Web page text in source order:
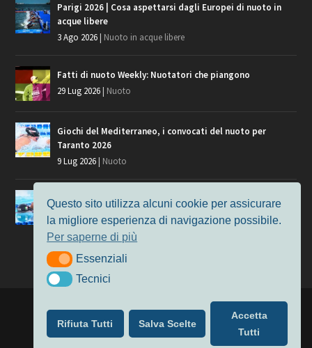
Parigi 2026 | Cosa aspettarsi dagli Europei di nuoto in
acque libere
3 Ago 2026 Nuoto in acque libere
Fatti di nuoto Weekly: Nuotatori che piangono
29 Lug 2026 Nuoto
Giochi del Mediterraneo, i convocati del nuoto per
Taranto 2026
9 Lug 2026 Nuoto
Europei di Nuoto Parigi 2026: fra veterani e giovani, chi
manca?
7 Lug 2026
Nuoto
| Alimentato da
Nuoto
MasterS Podcast Il Nuoto in Cifre
Privacy & Cookie Policy
Questo sito utilizza alcuni cookie per assicurare
la migliore esperienza di navigazione possibile.
Per saperne di più
EssenzialiEssenziali
TecniciTecnici
Rifiuta Tutti Salva Scelte
Accetta
Tutti